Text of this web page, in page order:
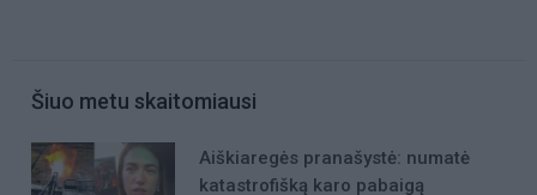
Šiuo metu skaitomiausi
Aiškiaregės pranašystė: numatė
katastrofišką karo pabaigą